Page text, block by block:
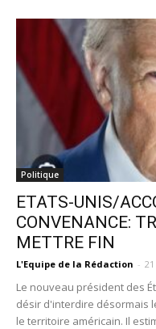
Politique
ETATS-UNIS/
CONVENANCE:
METTRE FIN
L'Equipe de la Rédaction -
Le nouveau président des
désir d'interdire désormais
le territoire américain. Il